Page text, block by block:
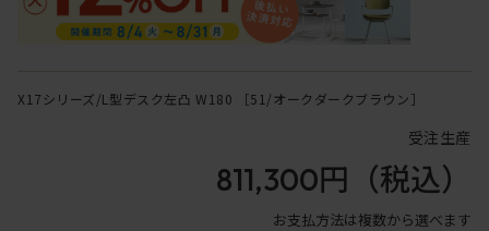
X17シリーズ/L型デスク左凸 W180 ［51/オークダークブラウン］
受注生産
811,300円 （税込）
お支払方法は複数から選べます